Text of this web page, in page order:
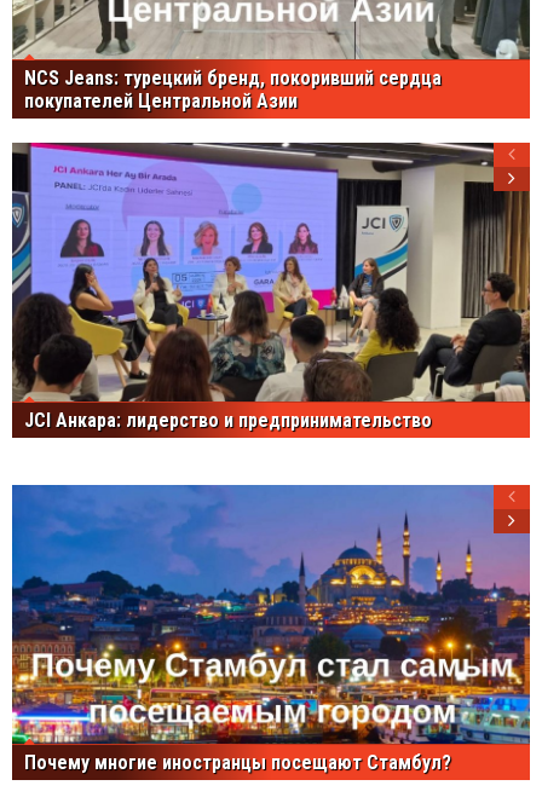
NCS Jeans: турецкий бренд, покоривший сердца
покупателей Центральной Азии
JCI Анкара: лидерство и предпринимательство
Почему многие иностранцы посещают Стамбул?